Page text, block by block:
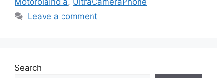
Leave a comment
Search